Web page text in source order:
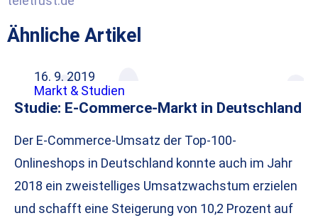
Ähnliche Artikel
16. 9. 2019
Markt & Studien
Studie: E-Commerce-Markt in Deutschland
Der E-Commerce-Umsatz der Top-100-
Onlineshops in Deutschland konnte auch im Jahr
2018 ein zweistelliges Umsatzwachstum erzielen
und schafft eine Steigerung von 10,2 Prozent auf